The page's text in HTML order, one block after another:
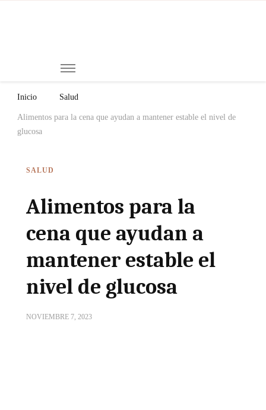
Inicio Salud
Alimentos para la cena que ayudan a mantener estable el nivel de
glucosa
SALUD
Alimentos para la
cena que ayudan a
mantener estable el
nivel de glucosa
NOVIEMBRE 7, 2023